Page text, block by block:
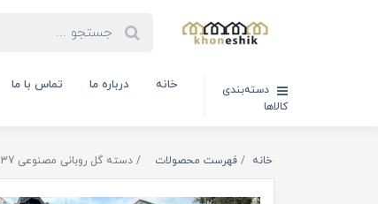
دسته‌بندی
کالاها
خانه درباره ما تماس با ما
خانه فهرست محصولات دسته گل روبانی مصنوعی 37 شاخه رز (کد کالا : 03090118)